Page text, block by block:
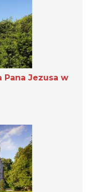
Pana Jezusa w